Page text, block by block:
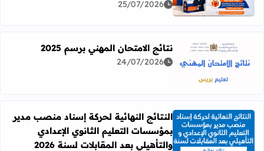
25/07/2026
اقرأ المزيد عن نتائج الامتحان المهني برسم 2025
نتائج الامتحان المهني برسم 2025
24/07/2026
اقرأ المزيد عن النتائج النهائية لحركة إسناد منصب مدير
النتائج النهائية لحركة إسناد منصب مدير
بمؤسسات التعليم الثانوي الإعدادي
والتأهيلي بعد المقابلات لسنة 2026